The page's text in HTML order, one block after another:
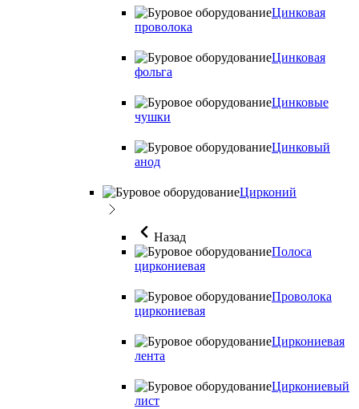
Цинковая
проволока
Цинковая
фольга
Цинковые
чушки
Цинковый
анод
Цирконий
Назад
Полоса
циркониевая
Проволока
циркониевая
Циркониевая
лента
Циркониевый
лист